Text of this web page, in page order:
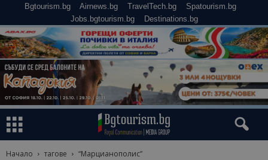
Bgtourism.bg Airnews.bg TravelTech.bg
Spatourism.bg
Jobs.bgtourism.bg
Destinations.bg
Начало тагове “Марцианополис”